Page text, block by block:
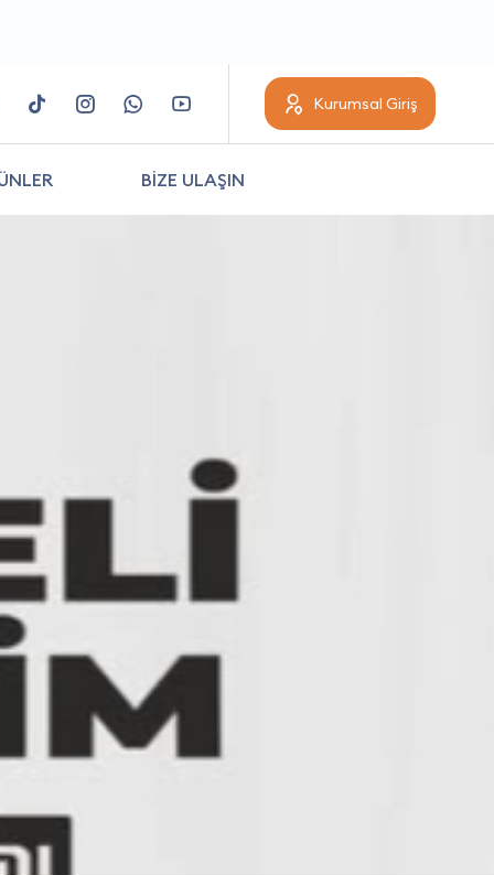
Kurumsal Giriş
BİZE ULAŞIN